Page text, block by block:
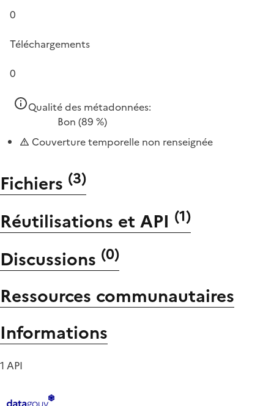
0
Téléchargements
0
Qualité des métadonnées:
Bon (89 %)
Couverture temporelle non renseignée
Fichiers (3)
Réutilisations et API (1)
Discussions (0)
Ressources communautaires
Informations
1 API